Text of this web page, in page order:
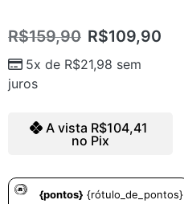
R$159,90 R$109,90
5x de R$21,98 sem
juros
A vista R$104,41
no Pix
{pontos} {rótulo_de_pontos}